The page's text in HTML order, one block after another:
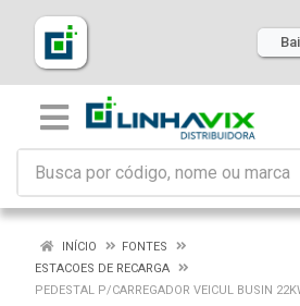
INÍCIO
FONTES
ESTACOES DE RECARGA
PEDESTAL P/CARREGADOR VEICUL BUSIN